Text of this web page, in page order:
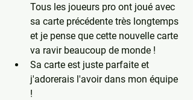
Tous les joueurs pro ont joué avec
sa carte précédente très longtemps
et je pense que cette nouvelle carte
va ravir beaucoup de monde !
Sa carte est juste parfaite et
j'adorerais l'avoir dans mon équipe
!